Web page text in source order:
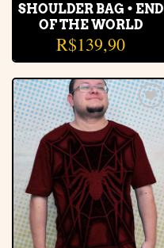
SHOULDER BAG • END
OF THE WORLD
R$139,90
Adicionar
à lista de
desejos